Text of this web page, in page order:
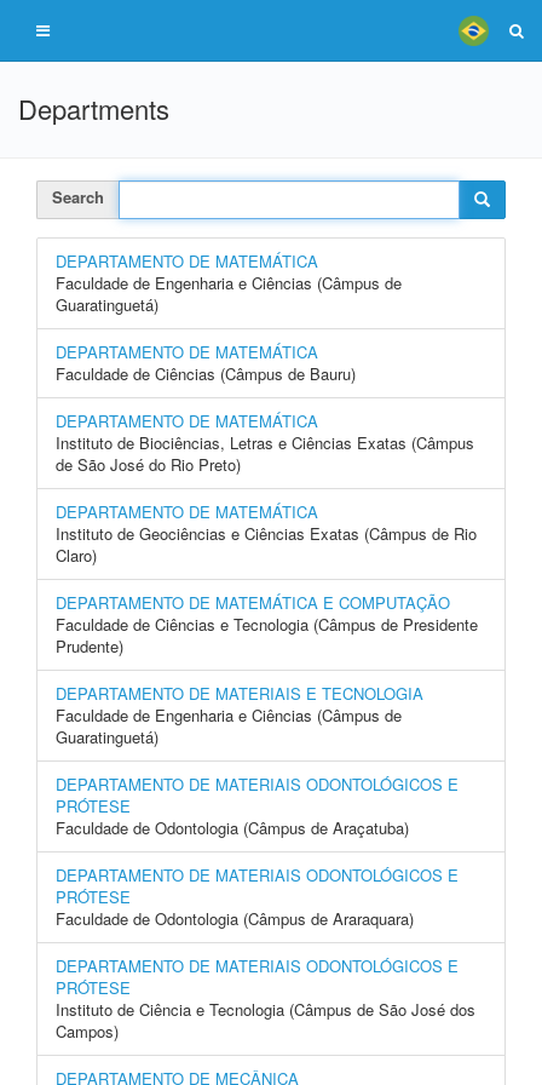
Departments
Search
DEPARTAMENTO DE MATEMÁTICA
Faculdade de Engenharia e Ciências (Câmpus de
Guaratinguetá)
DEPARTAMENTO DE MATEMÁTICA
Faculdade de Ciências (Câmpus de Bauru)
DEPARTAMENTO DE MATEMÁTICA
Instituto de Biociências, Letras e Ciências Exatas (Câmpus
de São José do Rio Preto)
DEPARTAMENTO DE MATEMÁTICA
Instituto de Geociências e Ciências Exatas (Câmpus de Rio
Claro)
DEPARTAMENTO DE MATEMÁTICA E COMPUTAÇÃO
Faculdade de Ciências e Tecnologia (Câmpus de Presidente
Prudente)
DEPARTAMENTO DE MATERIAIS E TECNOLOGIA
Faculdade de Engenharia e Ciências (Câmpus de
Guaratinguetá)
DEPARTAMENTO DE MATERIAIS ODONTOLÓGICOS E
PRÓTESE
Faculdade de Odontologia (Câmpus de Araçatuba)
DEPARTAMENTO DE MATERIAIS ODONTOLÓGICOS E
PRÓTESE
Faculdade de Odontologia (Câmpus de Araraquara)
DEPARTAMENTO DE MATERIAIS ODONTOLÓGICOS E
PRÓTESE
Instituto de Ciência e Tecnologia (Câmpus de São José dos
Campos)
DEPARTAMENTO DE MECÂNICA